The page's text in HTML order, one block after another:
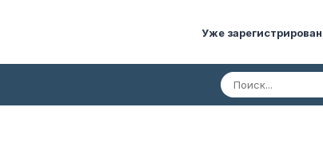
Уже